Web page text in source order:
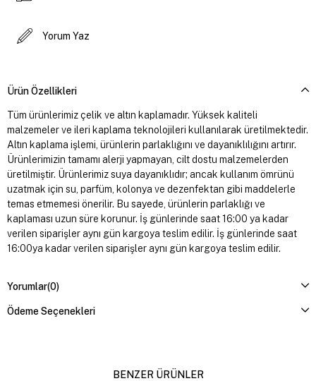
Yorum Yaz
Ürün Özellikleri
Tüm ürünlerimiz çelik ve altın kaplamadır. Yüksek kaliteli
malzemeler ve ileri kaplama teknolojileri kullanılarak üretilmektedir.
Altın kaplama işlemi, ürünlerin parlaklığını ve dayanıklılığını artırır.
Ürünlerimizin tamamı alerji yapmayan, cilt dostu malzemelerden
üretilmiştir. Ürünlerimiz suya dayanıklıdır; ancak kullanım ömrünü
uzatmak için su, parfüm, kolonya ve dezenfektan gibi maddelerle
temas etmemesi önerilir. Bu sayede, ürünlerin parlaklığı ve
kaplaması uzun süre korunur. İş günlerinde saat 16:00 ya kadar
verilen siparişler aynı gün kargoya teslim edilir. İş günlerinde saat
16:00ya kadar verilen siparişler aynı gün kargoya teslim edilir.
Yorumlar(0)
Ödeme Seçenekleri
BENZER ÜRÜNLER